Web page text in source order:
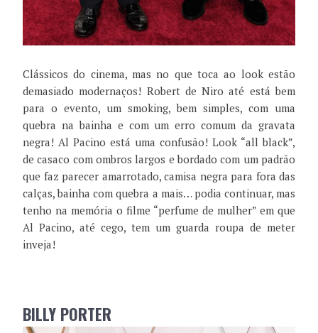
Clássicos do cinema, mas no que toca ao look estão
demasiado modernaços! Robert de Niro até está bem
para o evento, um smoking, bem simples, com uma
quebra na bainha e com um erro comum da gravata
negra! Al Pacino está uma confusão! Look “all black”,
de casaco com ombros largos e bordado com um padrão
que faz parecer amarrotado, camisa negra para fora das
calças, bainha com quebra a mais… podia continuar, mas
tenho na memória o filme “perfume de mulher” em que
Al Pacino, até cego, tem um guarda roupa de meter
inveja!
BILLY PORTER